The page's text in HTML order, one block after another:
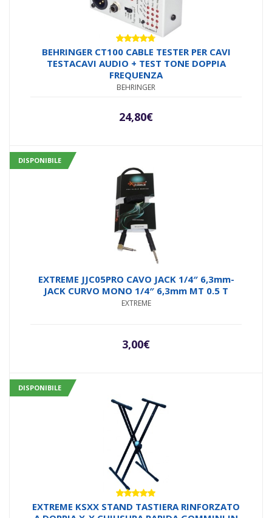
Valutato
4.67su 5
BEHRINGER CT100 CABLE TESTER PER CAVI
TESTACAVI AUDIO + TEST TONE DOPPIA
FREQUENZA
BEHRINGER
24,80€
DISPONIBILE
EXTREME JJC05PRO CAVO JACK 1/4″ 6,3mm-
JACK CURVO MONO 1/4″ 6,3mm MT 0.5 T
EXTREME
3,00€
DISPONIBILE
Valutato
5.00su 5
EXTREME KSXX STAND TASTIERA RINFORZATO